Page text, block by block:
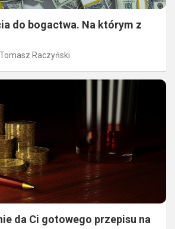
do bogactwa. Na którym z
Tomasz Raczyński
da Ci gotowego przepisu na